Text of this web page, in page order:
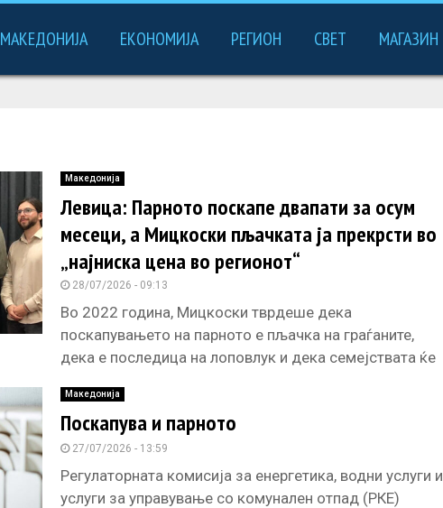
МАКЕДОНИЈА ЕКОНОМИЈА РЕГИОН СВЕТ МАГАЗИН
Македонија
Левица: Парното поскапе двапати за осум
месеци, а Мицкоски пљачката ја прекрсти во
„најниска цена во регионот“
28/07/2026 - 09:13
Во 2022 година, Мицкоски тврдеше дека
поскапувањето на парното е пљачка на граѓаните,
дека е последица на лоповлук и дека семејствата ќе
Македонија
Поскапува и парното
27/07/2026 - 13:59
Регулаторната комисија за енергетика, водни услуги и
услуги за управување со комунален отпад (РКЕ)